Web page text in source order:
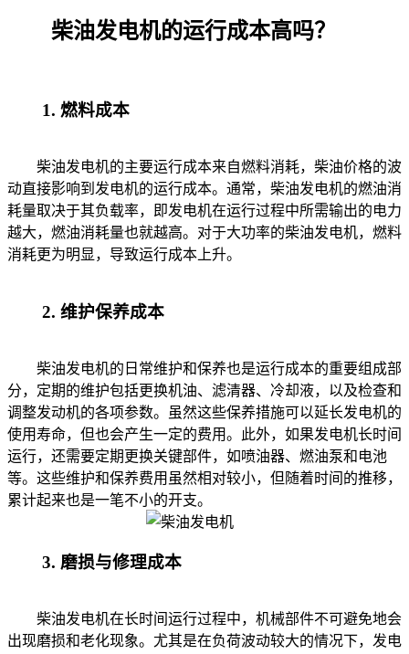
柴油发电机的运行成本高吗？
1. 燃料成本
柴油发电机的主要运行成本来自燃料消耗，柴油价格的波
动直接影响到发电机的运行成本。通常，柴油发电机的燃油消
耗量取决于其负载率，即发电机在运行过程中所需输出的电力
越大，燃油消耗量也就越高。对于大功率的柴油发电机，燃料
消耗更为明显，导致运行成本上升。
2. 维护保养成本
柴油发电机的日常维护和保养也是运行成本的重要组成部
分，定期的维护包括更换机油、滤清器、冷却液，以及检查和
调整发动机的各项参数。虽然这些保养措施可以延长发电机的
使用寿命，但也会产生一定的费用。此外，如果发电机长时间
运行，还需要定期更换关键部件，如喷油器、燃油泵和电池
等。这些维护和保养费用虽然相对较小，但随着时间的推移，
累计起来也是一笔不小的开支。
3. 磨损与修理成本
柴油发电机在长时间运行过程中，机械部件不可避免地会
出现磨损和老化现象。尤其是在负荷波动较大的情况下，发电